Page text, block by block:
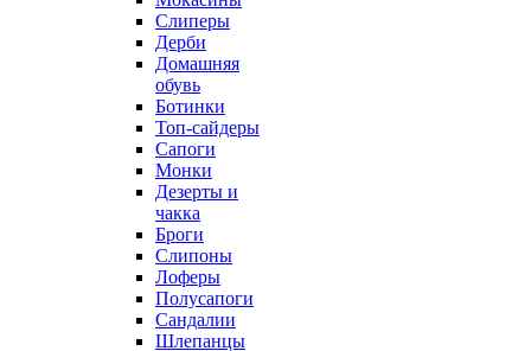
Слиперы
Дерби
Домашняя
обувь
Ботинки
Топ-сайдеры
Сапоги
Монки
Дезерты и
чакка
Броги
Слипоны
Лоферы
Полусапоги
Сандалии
Шлепанцы